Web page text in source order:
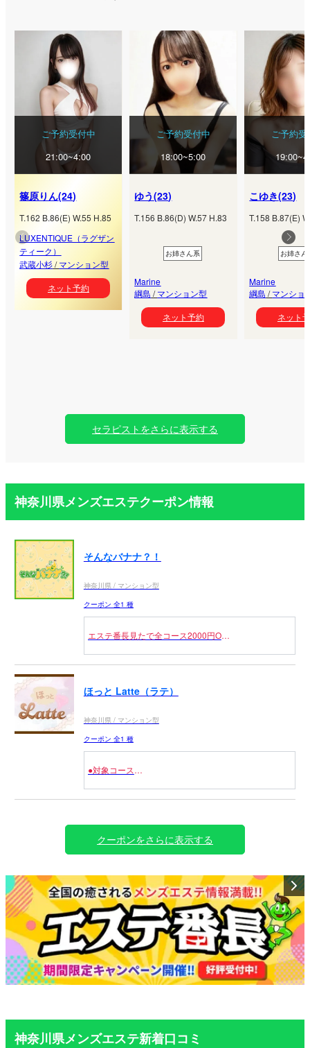
ご予約受付中
21:00~4:00
篠原りん(24)
T.162 B.86(E) W.55 H.85
LUXENTIQUE（ラグザン
ティーク）
武蔵小杉/マンション型
ネット予約
ご予約受付中
18:00~5:00
ゆう(23)
T.156 B.86(D) W.57 H.83
お姉さん系
Marine
綱島 /マンション型
ネット予約
ご予約
こゆき(23)
T.158 B.87(E)
お姉さん
Marine
綱島 /マンショ
ネット
セラピストをさらに表示する
神奈川県メンズエステクーポン情報
そんなバナナ？！
神奈川県 / マンション型
クーポン 全1 種
エステ番長見たで全コース2000円OFF
ほっと Latte（ラテ）
神奈川県 / マンション型
クーポン 全1 種
●対象コース
クーポンをさらに表示する
神奈川県メンズエステ新着口コミ